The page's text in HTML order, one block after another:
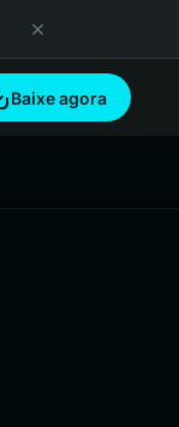
Baixe agora